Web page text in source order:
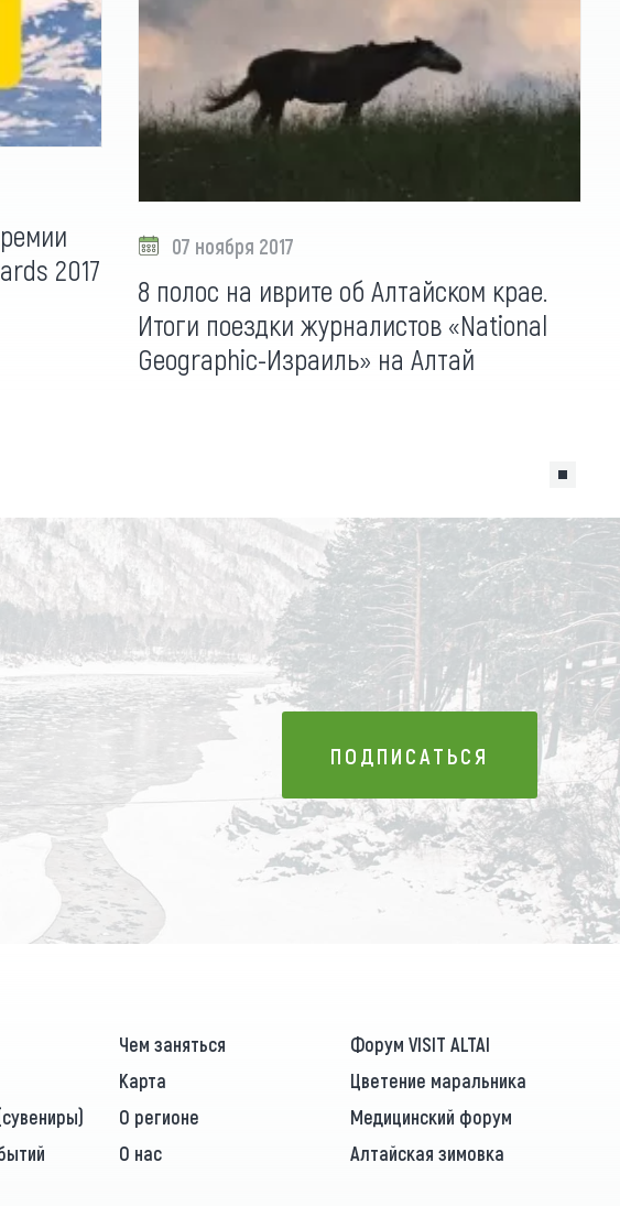
2017
07 ноября 2017
8 полос на иврите об Алтайском крае.
Итоги поездки журналистов «National
Geographic-Израиль» на Алтай
ПОДПИСАТЬСЯ
ПОДПИСАТЬСЯ
Чем заняться
Форум VISIT ALTAI
Карта
Цветение маральника
О регионе
Медицинский форум
О нас Алтайская зимовка